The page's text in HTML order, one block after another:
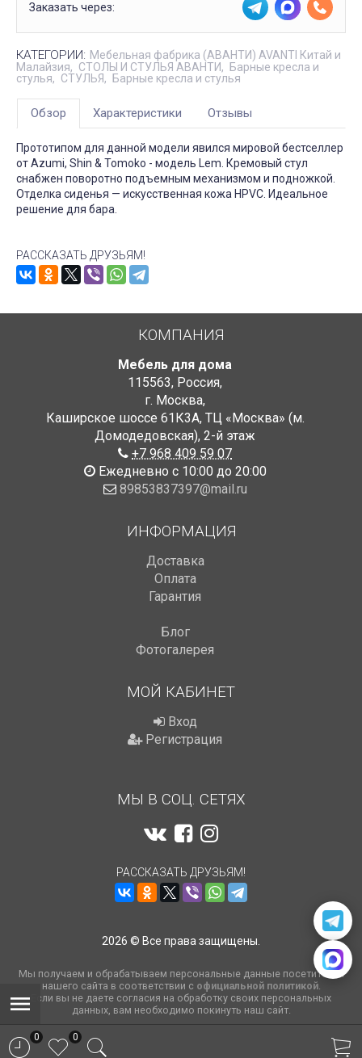
Заказать через:
КАТЕГОРИИ: Мебельная фабрика (АВАНТИ) AVANTI Китай и
Малайзия
СТОЛЫ И СТУЛЬЯ АВАНТИ
Барные кресла и
стулья
СТУЛЬЯ Барные кресла и стулья
Обзор Характеристики Отзывы
Прототипом для данной модели явился мировой бестселлер
от Azumi, Shin & Tomoko - модель Lem. Кремовый стул
снабжен поворотно подъемным механизмом и подножкой.
Отделка сиденья — искусственная кожа HPVC. Идеальное
решение для бара.
РАССКАЗАТЬ ДРУЗЬЯМ!
КОМПАНИЯ
Мебель для дома
115563, Россия,
г. Москва,
Каширское шоссе 61К3А, ТЦ «Москва» (м.
Домодедовская), 2-й этаж
+7 968 409 59 07
Ежедневно с 10:00 до 20:00
89853837397@mail.ru
ИНФОРМАЦИЯ
Доставка
Оплата
Гарантия
Блог
Фотогалерея
МОЙ КАБИНЕТ
Вход
Регистрация
МЫ В СОЦ. СЕТЯХ
РАССКАЗАТЬ ДРУЗЬЯМ!
2026 © Все права защищены.
Мы получаем и обрабатываем персональные данные посетителей
нашего сайта в соответствии с официальной политикой.
Если вы не даете согласия на обработку своих персональных
данных, вам необходимо покинуть наш сайт.
0 0